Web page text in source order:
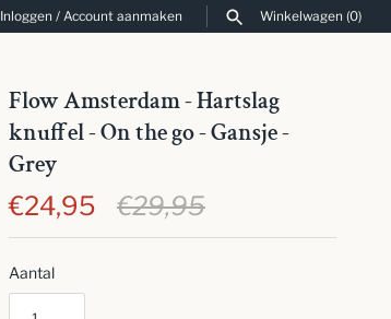
Inloggen / Account aanmaken Winkelwagen (0)
Flow Amsterdam - Hartslag
knuffel - On the go - Gansje -
Grey
€24,95
€29,95
Aantal